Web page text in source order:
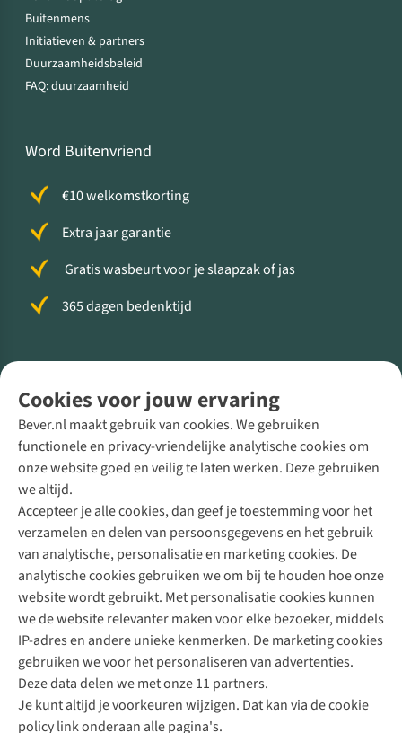
Cookies voor jouw ervaring
Bever.nl maakt gebruik van cookies. We gebruiken
functionele en privacy-vriendelijke analytische cookies om
onze website goed en veilig te laten werken. Deze gebruiken
we altijd.
Accepteer je alle cookies, dan geef je toestemming voor het
verzamelen en delen van persoonsgegevens en het gebruik
van analytische, personalisatie en marketing cookies. De
analytische cookies gebruiken we om bij te houden hoe onze
website wordt gebruikt. Met personalisatie cookies kunnen
we de website relevanter maken voor elke bezoeker, middels
IP-adres en andere unieke kenmerken. De marketing cookies
gebruiken we voor het personaliseren van advertenties.
Deze data delen we met onze 11 partners.
Je kunt altijd je voorkeuren wijzigen. Dat kan via de cookie
policy link onderaan alle pagina's.
Buitenmens
Initiatieven & partners
Duurzaamheidsbeleid
FAQ: duurzaamheid
Word Buitenvriend
€10 welkomstkorting
Extra jaar garantie
Gratis wasbeurt voor je slaapzak of jas
365 dagen bedenktijd
Direct advies van een Buitenexpert
+31 (0)85 888 50 88
+31 6 12 28 49 80
Contactformulier